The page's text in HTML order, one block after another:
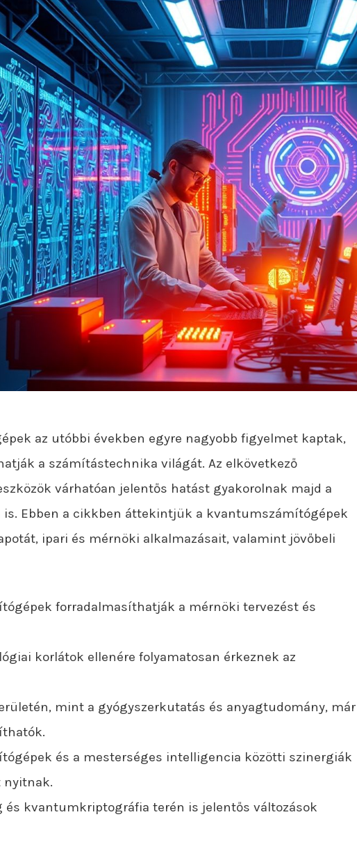
az utóbbi években egyre nagyobb figyelmet kaptak,
a számítástechnika világát. Az elkövetkező
várhatóan jelentős hatást gyakorolnak majd a
is. Ebben a cikkben áttekintjük a kvantumszámítógépek
ipari és mérnöki alkalmazásait, valamint jövőbeli
forradalmasíthatják a mérnöki tervezést és
korlátok ellenére folyamatosan érkeznek az
mint a gyógyszerkutatás és anyagtudomány, már
és a mesterséges intelligencia közötti szinergiák
nyitnak.
és kvantumkriptográfia terén is jelentős változások